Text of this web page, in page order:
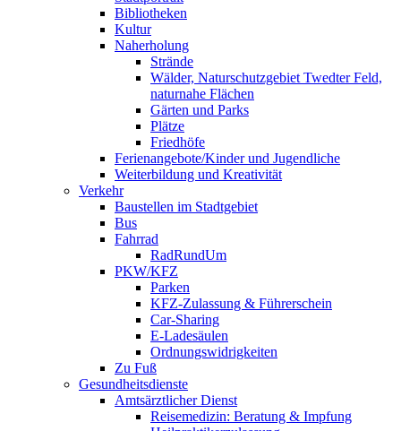
Bibliotheken
Kultur
Naherholung
Strände
Wälder, Naturschutzgebiet Twedter Feld,
naturnahe Flächen
Gärten und Parks
Plätze
Friedhöfe
Ferienangebote/Kinder und Jugendliche
Weiterbildung und Kreativität
Verkehr
Baustellen im Stadtgebiet
Bus
Fahrrad
RadRundUm
PKW/KFZ
Parken
KFZ-Zulassung & Führerschein
Car-Sharing
E-Ladesäulen
Ordnungswidrigkeiten
Zu Fuß
Gesundheitsdienste
Amtsärztlicher Dienst
Reisemedizin: Beratung & Impfung